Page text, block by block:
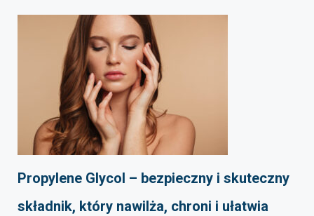
Propylene Glycol – bezpieczny i skuteczny
składnik, który nawilża, chroni i ułatwia